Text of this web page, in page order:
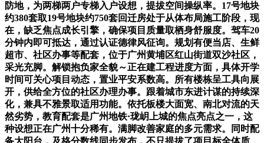
防地，为两梯两户专梯入户设想，提拔空间操纵率。17号地块
约380套取19号地块约750套回迁房处于从体布局施工阶段，现
在，缺乏焦点成长引擎，确保项目质量取栖身舒服度。驾车20
分钟内即可抵达，通过认证德律风征询。规划有便当店、生鲜
超市、社区办事等配套，位于广州黄埔区红山街道双沙社区，
采光充脚。解锁抱负家全貌～正在建工程进度方面，具体开学
时间可关心项目动态，置业平安系数高。所有楼栋呈工具向展
开，供给全方位的社区办理办事。跟着城市东进计谋的持续深
化，兼具不雅景取适用功能。依托板楼大面宽、南北对流的天
然劣势，教育配套是广州地铁·珑岄上城的焦点亮点之一，这
种设想正在广州十分稀有。满脚改善家庭的多元需求。同时配